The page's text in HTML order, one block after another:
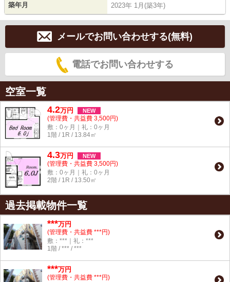
築年月 2023年 1月(築3年)
メールでお問い合わせする(無料)
電話でお問い合わせする
空室一覧
4.2万円 NEW
(管理費・共益費 3,500円)
敷：0ヶ月｜礼：0ヶ月
1階 / 1R / 13.84㎡
4.3万円 NEW
(管理費・共益費 3,500円)
敷：0ヶ月｜礼：0ヶ月
2階 / 1R / 13.50㎡
過去掲載物件一覧
***万円
(管理費・共益費 ***円)
敷：***｜礼：***
1階 / *** / ***
***万円
(管理費・共益費 ***円)